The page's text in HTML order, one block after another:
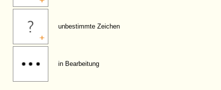
unbestimmte Zeichen
in Bearbeitung